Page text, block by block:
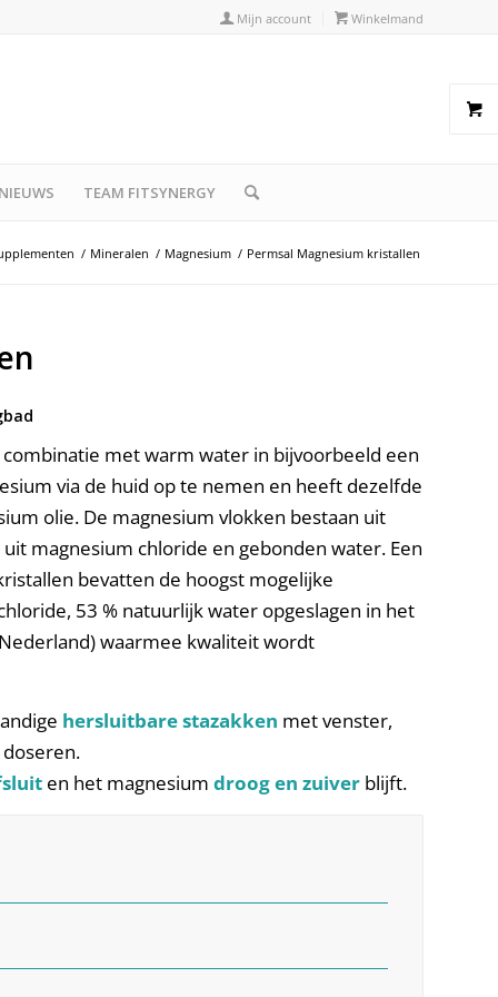
Mijn account Winkelmand
TEAM FITSYNERGY
/ Mineralen / Magnesium / Permsal Magnesium kristallen
met warm water in bijvoorbeeld een
via de huid op te nemen en heeft dezelfde
olie. De magnesium vlokken bestaan uit
magnesium chloride en gebonden water. Een
bevatten de hoogst mogelijke
53 % natuurlijk water opgeslagen in het
waarmee kwaliteit wordt
hersluitbare stazakken met venster,
en het magnesiumdroog en zuiver blijft.